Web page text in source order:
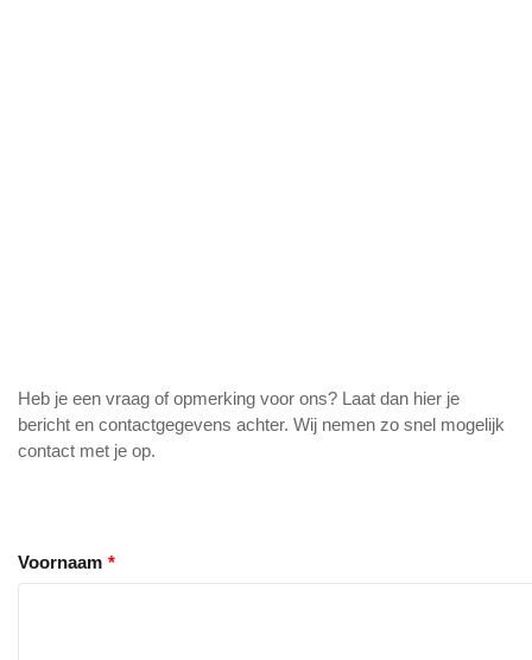
Heb je een vraag of opmerking voor ons? Laat dan hier je
bericht en contactgegevens achter. Wij nemen zo snel mogelijk
contact met je op.
Voornaam